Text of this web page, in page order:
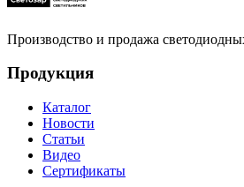
Производство и продажа
Продукция
Каталог
Новости
Статьи
Видео
Сертификаты